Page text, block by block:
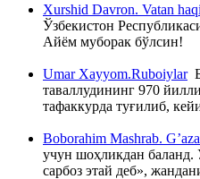
Xurshid Davron. Vatan
Ўзбекистон
Айём муборак бўлсин!
Umar Xayyom.Ruboiylar
таваллудининг 970
тафаккурда туғилиб,
Boborahim Mashrab.
учун шоҳликдан
сарбоз этай деб»,